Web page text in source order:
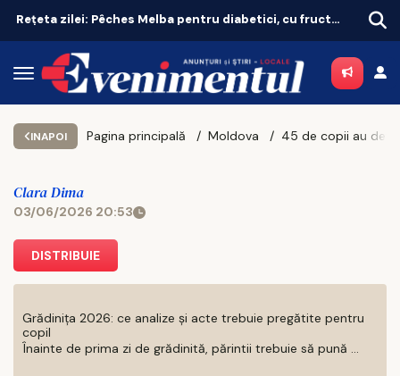
Istanbul domină Europa la zboruri directe. Unde e Bucureștiul „Vă
INAPOI Pagina principală Moldova
Clara Dima
03/06/2026 20:53
DISTRIBUIE
Grădinița 2026: ce analize și acte trebuie pregătite pentru
copil
Înainte de prima zi de grădinită, părintii trebuie să pună ...